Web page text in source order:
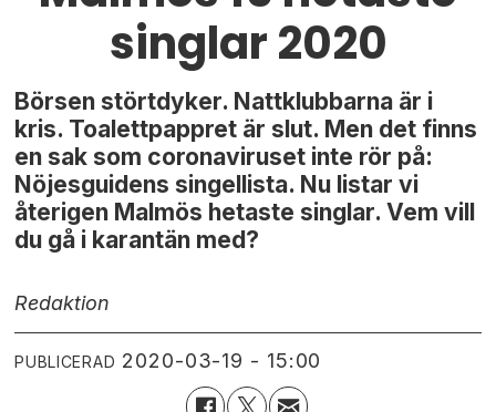
singlar 2020
Börsen störtdyker. Nattklubbarna är i
kris. Toalettpappret är slut. Men det finns
en sak som coronaviruset inte rör på:
Nöjesguidens singellista. Nu listar vi
återigen Malmös hetaste singlar. Vem vill
du gå i karantän med?
Redaktion
PUBLICERAD 2020-03-19 - 15:00